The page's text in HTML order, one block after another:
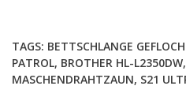
TAGS: BETTSCHLANGE
PATROL, BROTHER HL-L2350DW,
MASCHENDRAHTZAUN, S21